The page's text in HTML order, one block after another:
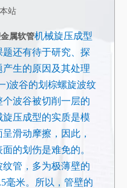
本站
属软管机械旋压成型
还有待于研究、探
生的原因及其处理
)波谷的划棕螺旋波纹
波谷被切削一层的
压成型的实质是模
滑动摩擦，因此，
的划伤是难免的。
管，多为极薄壁的
毫米。所以，管壁的